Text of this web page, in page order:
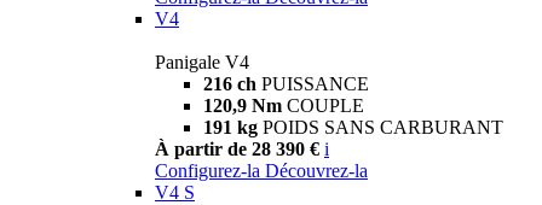
V4
Panigale V4
216 ch PUISSANCE
120,9 Nm COUPLE
191 kg POIDS SANS CARBURANT
À partir de 28 390 € i
Configurez-la Découvrez-la
V4 S